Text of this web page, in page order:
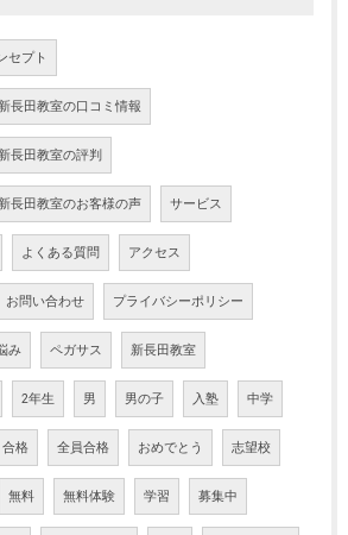
セプト
長田教室の口コミ情報
長田教室の評判
長田教室のお客様の声 サービス
よくある質問 アクセス
お問い合わせ プライバシーポリシー
み ペガサス 新長田教室
2年生 男 男の子 入塾 中学
合格 全員合格 おめでとう 志望校
無料 無料体験 学習 募集中